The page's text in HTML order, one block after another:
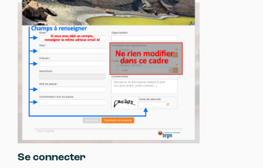
Se connecter